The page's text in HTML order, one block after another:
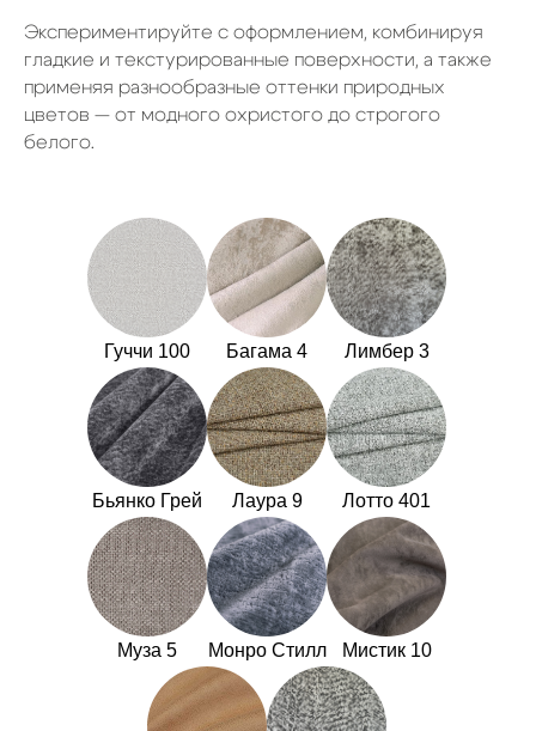
Экспериментируйте с оформлением, комбинируя
гладкие и текстурированные поверхности, а также
применяя разнообразные оттенки природных
цветов — от модного охристого до строгого
белого.
Гуччи 100 Багама 4 Лимбер 3
Бьянко Грей Лаура 9 Лотто 401
Муза 5 Монро Стилл Мистик 10